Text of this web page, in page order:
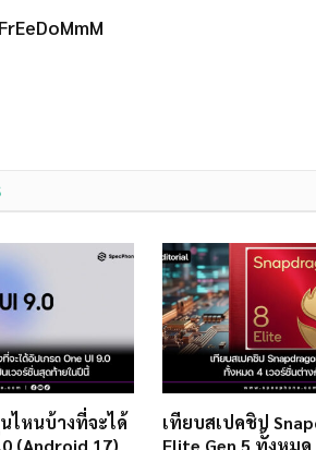
FrEeDoMmM
ไหนบ้างที่จะได้
(Android 17)
เทียบสเปคชิป
Elite Gen 5 ทั้งหมด